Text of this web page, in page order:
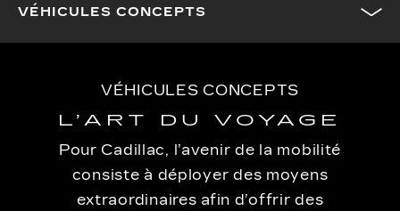
VÉHICULES CONCEPTS
VÉHICULES CONCEPTS
L’ART DU VOYAGE
Pour Cadillac, l’avenir de la mobilité
consiste à déployer des moyens
extraordinaires afin d’offrir des